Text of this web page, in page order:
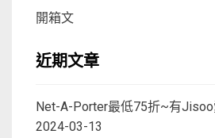
開箱文
近期文章
Net-A-Porter最低75折~有Jisoo
2024-03-13